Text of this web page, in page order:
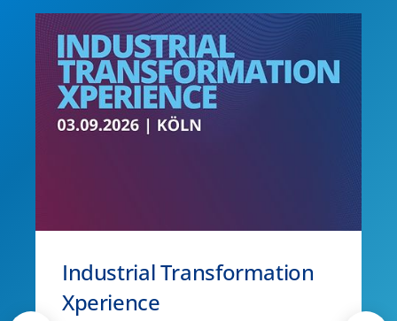
Industrial Transformation
Xperience